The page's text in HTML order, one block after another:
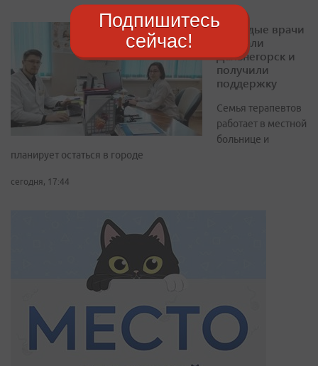
Молодые врачи
выбрали
Дальнегорск и
получили
поддержку
Семья терапевтов
работает в местной
больнице и
планирует остаться в городе
сегодня, 17:44
Подпишитесь
сейчас!